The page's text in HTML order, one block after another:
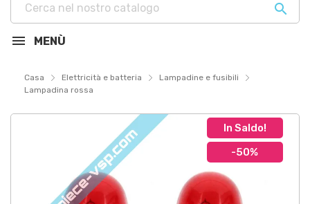

MENÙ
Casa Elettricità e batteria
Lampadine e fusibili
Lampadina rossa
In Saldo!
-50%